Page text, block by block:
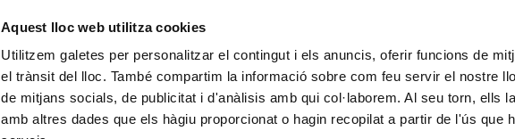
Aquest lloc web utilitza cookies
Utilitzem galetes per personalitzar el contingut i els anuncis, oferir funcions de
el trànsit del lloc. També compartim la informació sobre com feu servir el nostre
de mitjans socials, de publicitat i d'anàlisis amb qui col·laborem. Al seu torn, ells
amb altres dades que els hàgiu proporcionat o hagin recopilat a partir de l'ús que
☀️ Promoció d’estiu
Soc estudiant
Més tràmits
Suma la teva empresa
Comissions Socials
Comissions de règim especial